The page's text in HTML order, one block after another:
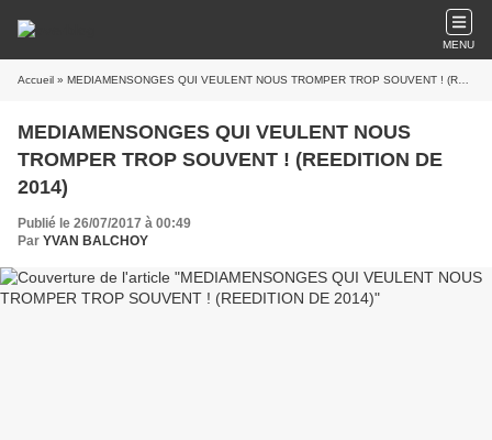
MENU
Accueil » MEDIAMENSONGES QUI VEULENT NOUS TROMPER TROP SOUVENT ! (REEDITION DE 2014)
MEDIAMENSONGES QUI VEULENT NOUS
TROMPER TROP SOUVENT ! (REEDITION DE
2014)
Publié le 26/07/2017 à 00:49
Par YVAN BALCHOY